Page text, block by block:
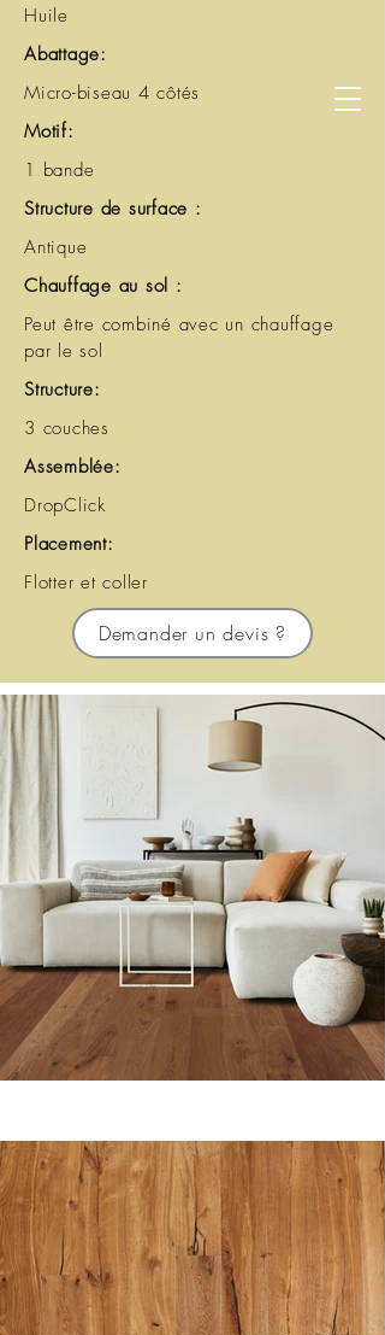
Particulier
Architecte
Entrepreneur
Promoteur immobilier
Huile
Abattage:
Micro-biseau 4 côtés
Motif:
1 bande
Structure de surface :
Antique
Chauffage au sol :
Peut être combiné avec un chauffage
par le sol
Structure:
3 couches
Assemblée:
DropClick
Placement:
Flotter et coller
Demander un devis ?